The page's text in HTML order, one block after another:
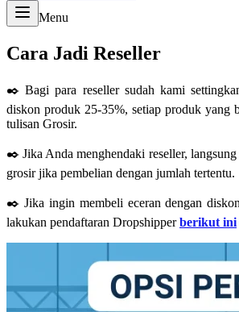
Menu
Cara Jadi Reseller
✒️ Bagi para reseller sudah kami
diskon produk 25-35%, setiap produk yang
tulisan Grosir.
✒️ Jika Anda menghendaki reseller,
grosir jika pembelian dengan jumlah tertentu.
✒️ Jika ingin membeli eceran dengan
lakukan pendaftaran Dropshipperberikut ini